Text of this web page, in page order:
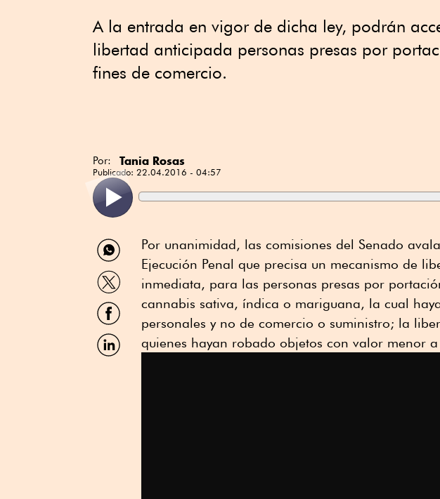
A la entrada en vigor de dicha ley, podrán
libertad anticipada personas presas por
fines de comercio.
Por: Tania Rosas
Publicado: 22.04.2016 - 04:57
Compartir
por
WhatsApp
Compartir
por
Twitter
Compartir
por
Facebook
Compartir
por
Por unanimidad, las comisiones del Senado
Ejecución Penal que precisa un mecanismo de
inmediata, para las personas presas por
cannabis sativa, índica o mariguana, la cual
personales y no de comercio o suministro; la
quienes hayan robado objetos con valor menor